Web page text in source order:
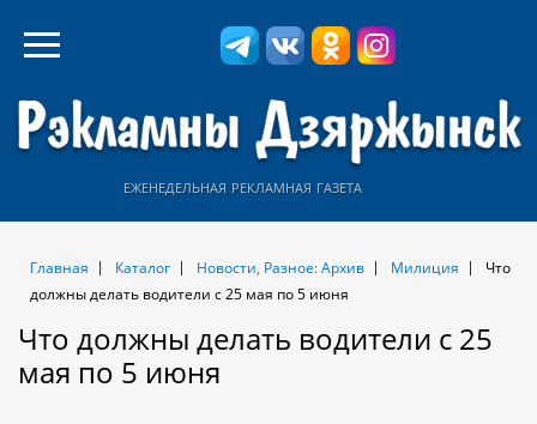
еженедельная рекламная газета
Главная Каталог Новости, Разное: Архив Милиция
Что
должны делать водители с 25 мая по 5 июня
Что должны делать водители с 25
мая по 5 июня